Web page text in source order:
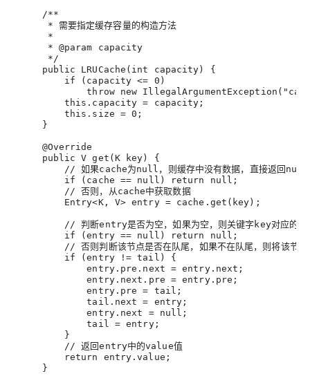
/**
* 需要指定缓存容量的构造方法
*
* @param capacity
*/
public LRUCache(int capacity) {
if (capacity <= 0)
throw new IllegalArgumentException("capacity
this.capacity = capacity ;
this.size = 0 ;
}
@Override
public V get(K key) {
// 如果cache为null，则缓存中没有数据，直接返回null
if ( cache == null) return null ;
// 否则，从cache中获取数据
Entry<K, V> entry = cache.get(key) ;
// 判断entry是否为空，如果为空，则关键字key对应的数
if (entry == null) return null ;
// 否则判断该节点是否在队尾，如果不在队尾，则将该节点
if (entry != tail) {
entry.pre.next = entry.next ;
entry.next.pre = entry.pre ;
entry.pre = tail ;
tail.next = entry ;
entry.next = null ;
tail
= entry;
}
// 返回entry中的value值
return entry.value ;
}